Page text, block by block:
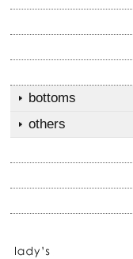
bottoms
others